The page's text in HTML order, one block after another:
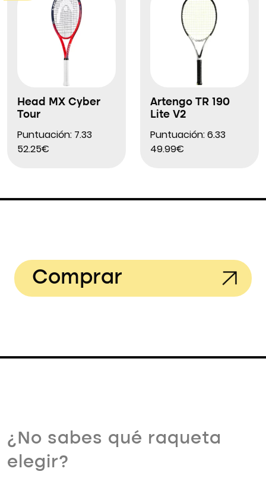
Head MX Cyber
Tour
Puntuación: 7.33
52.25€
Artengo TR 190
Lite V2
Puntuación: 6.33
49.99€
Comprar
¿No sabes qué raqueta
elegir?